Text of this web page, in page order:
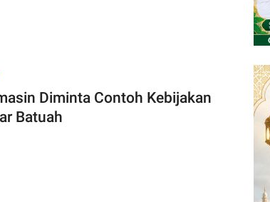
Diminta Contoh Kebijakan
Batuah